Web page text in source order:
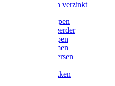
Voerbakken verzinkt
Warmtelampen
Staartcoupeerder
Biggenkappen
Neuskrammen
Varken diversen
Varkensbakken